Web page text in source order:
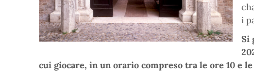
i
Si
cui giocare, in un orario compreso tra le ore 10 e le